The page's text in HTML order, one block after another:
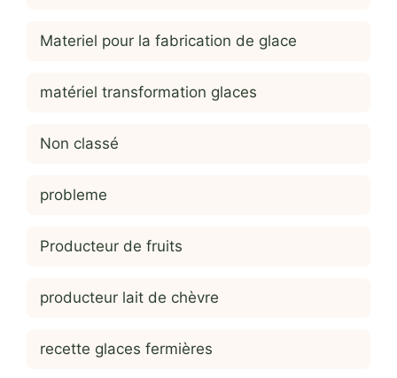
Materiel pour la fabrication de glace
matériel transformation glaces
Non classé
probleme
Producteur de fruits
producteur lait de chèvre
recette glaces fermières